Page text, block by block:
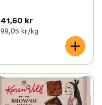
41,60 kr
99,05 kr /kg